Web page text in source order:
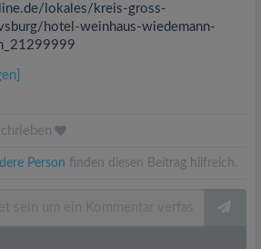
lokales/kreis-gross-
hotel-weinhaus-wiedemann-
Person finden diesen Beitrag hilfreich.